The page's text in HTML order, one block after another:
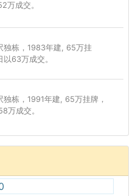
万成交。
独栋，1983年建, 65万挂
以63万成交。
栋，1991年建, 65万挂牌，
万成交。